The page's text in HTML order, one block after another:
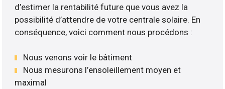
d’estimer la rentabilité future que vous avez la
possibilité d’attendre de votre centrale solaire. En
conséquence, voici comment nous procédons :
Nous venons voir le bâtiment
Nous mesurons l’ensoleillement moyen et
maximal